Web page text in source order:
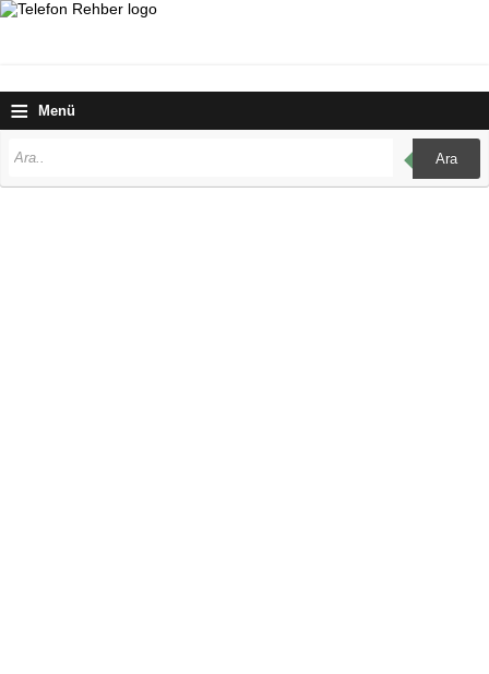
≡ Menü
Ara